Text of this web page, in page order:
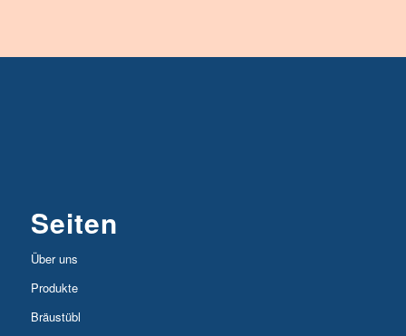
Seiten
Über uns
Produkte
Bräustübl